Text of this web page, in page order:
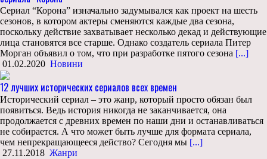
Сериал “Корона” изначально задумывался как проект на шесть
сезонов, в котором актеры сменяются каждые два сезона,
поскольку действие захватывает несколько декад и действующие
лица становятся все старше. Однако создатель сериала Питер
Морган объявил о том, что при разработке пятого сезона [...]
01.02.2020 Новини
12 лучших исторических сериалов всех времен
Исторический сериал – это жанр, который просто обязан был
появиться. Ведь история никогда не заканчивается, она
продолжается с древних времен по наши дни и останавливаться
не собирается. А что может быть лучше для формата сериала,
чем непрекращающееся действо? Сегодня мы [...]
27.11.2018 Жанри